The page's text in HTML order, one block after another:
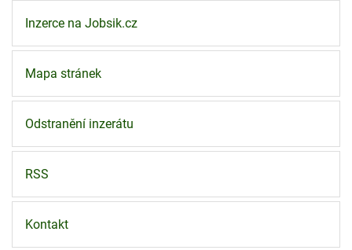
Inzerce na Jobsik.cz
Mapa stránek
Odstranění inzerátu
RSS
Kontakt